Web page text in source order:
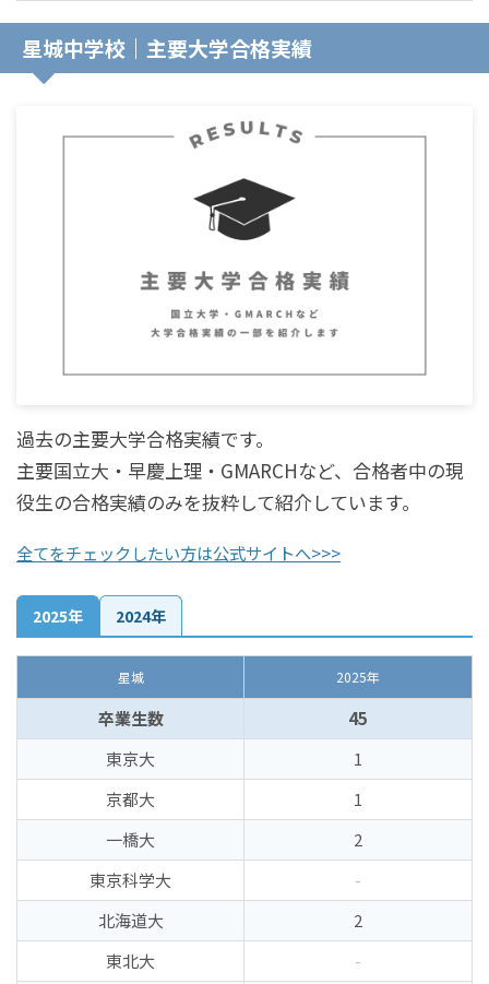
星城中学校｜主要大学合格実績
過去の主要大学合格実績です。
主要国立大・早慶上理・GMARCHなど、合格者中の現
役生の合格実績のみを抜粋して紹介しています。
全てをチェックしたい方は公式サイトへ>>>
2025年 2024年
星城 2025年
卒業生数
45
東京大
1
京都大
1
一橋大
2
東京科学大
-
北海道大
2
東北大
-